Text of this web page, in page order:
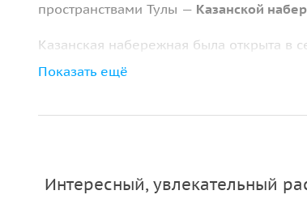
пространствами Тулы — Казанской
Казанская набережная была открыта в
каждого приезжающего в Тулу. Она
особняках.
За час вы прогуляетесь вокруг самой
Показать ещё
Интересный, увлекательный